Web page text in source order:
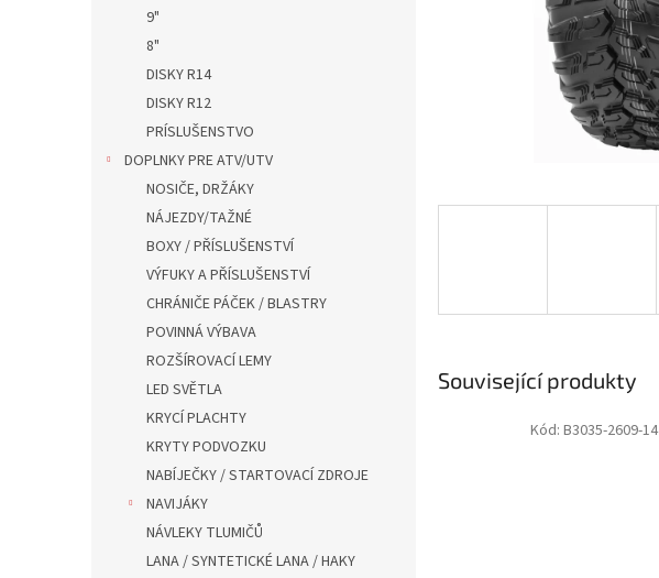
9"
8"
DISKY R14
DISKY R12
PRÍSLUŠENSTVO
DOPLNKY PRE ATV/UTV
NOSIČE, DRŽÁKY
NÁJEZDY/TAŽNÉ
BOXY / PŘÍSLUŠENSTVÍ
VÝFUKY A PŘÍSLUŠENSTVÍ
CHRÁNIČE PÁČEK / BLASTRY
POVINNÁ VÝBAVA
ROZŠÍROVACÍ LEMY
LED SVĚTLA
KRYCÍ PLACHTY
KRYTY PODVOZKU
NABÍJEČKY / STARTOVACÍ ZDROJE
NAVIJÁKY
NÁVLEKY TLUMIČŮ
LANA / SYNTETICKÉ LANA / HAKY
Související produkty
Kód: B3035-2609-14